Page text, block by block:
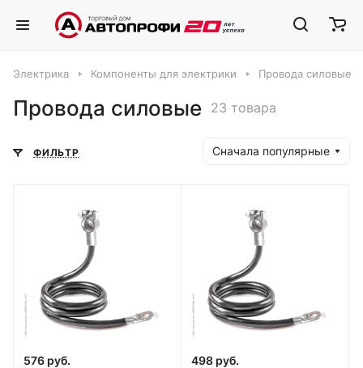
Электрика Компоненты для электрики Провода силовые
Провода силовые 23 товара
ФИЛЬТР Сначала популярные
576 руб.
498 руб.